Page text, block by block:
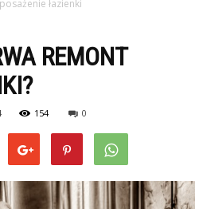
łazienki
REMONT
154 0